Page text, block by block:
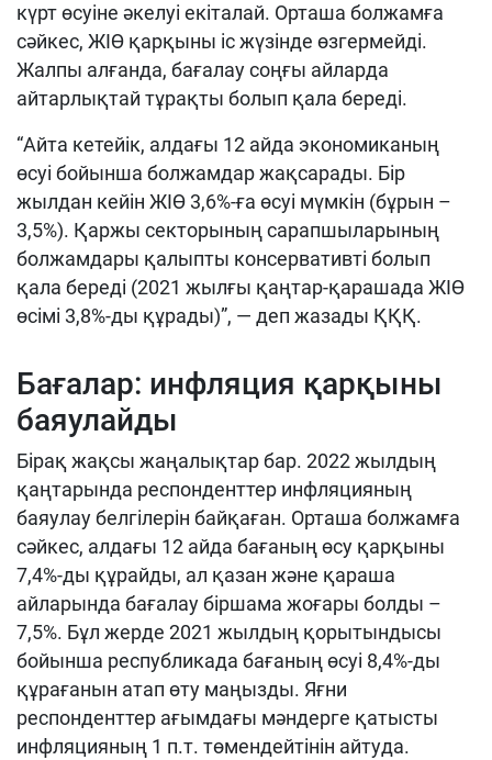
күрт өсуіне әкелуі екіталай. Орташа болжамға
сәйкес, ЖІӨ қарқыны іс жүзінде өзгермейді.
Жалпы алғанда, бағалау соңғы айларда
айтарлықтай тұрақты болып қала береді.
“Айта кетейік, алдағы 12 айда экономиканың
өсуі бойынша болжамдар жақсарады. Бір
жылдан кейін ЖІӨ 3,6%-ға өсуі мүмкін (бұрын –
3,5%). Қаржы секторының сарапшыларының
болжамдары қалыпты консервативті болып
қала береді (2021 жылғы қаңтар-қарашада ЖІӨ
өсімі 3,8%-ды құрады)”, — деп жазады ҚҚҚ.
Бағалар: инфляция қарқыны
баяулайды
Бірақ жақсы жаңалықтар бар. 2022 жылдың
қаңтарында респонденттер инфляцияның
баяулау белгілерін байқаған. Орташа болжамға
сәйкес, алдағы 12 айда бағаның өсу қарқыны
7,4%-ды құрайды, ал қазан және қараша
айларында бағалау біршама жоғары болды –
7,5%. Бұл жерде 2021 жылдың қорытындысы
бойынша республикада бағаның өсуі 8,4%-ды
құрағанын атап өту маңызды. Яғни
респонденттер ағымдағы мәндерге қатысты
инфляцияның 1 п.т. төмендейтінін айтуда.